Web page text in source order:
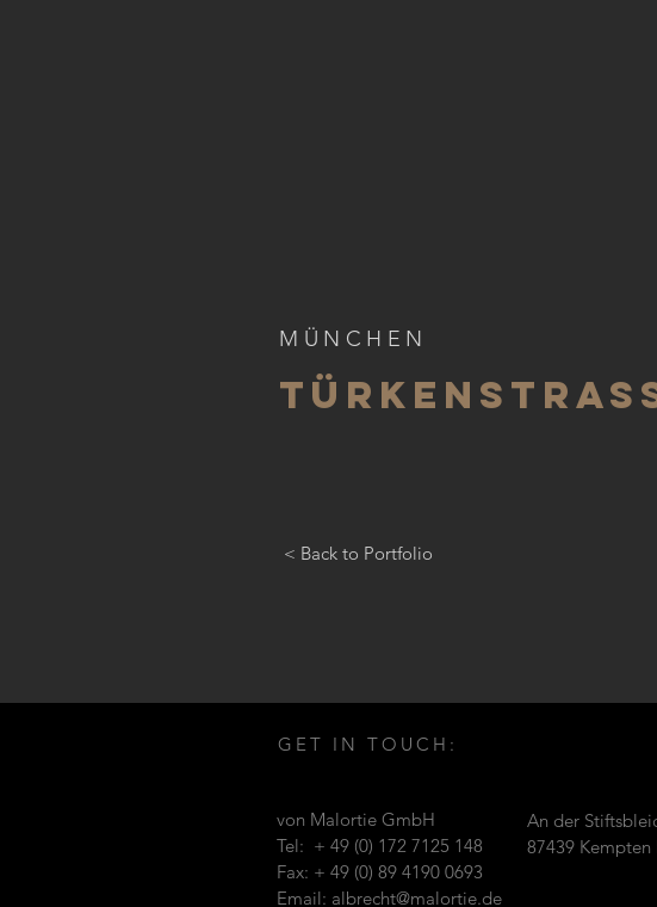
MÜNCHEN
< Back to Portfolio
GET IN TOUCH:
von Malortie GmbH
Tel: + 49 (0) 172 7125 148
Fax: + 49 (0) 89 4190 0693
Email: albrecht@malortie.de
An der
87439 Kempten